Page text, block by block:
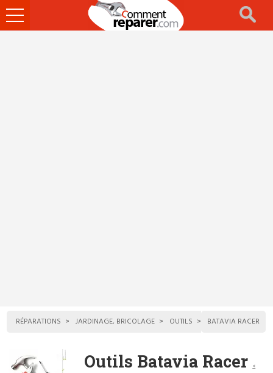
Ouvrir
le
RÉPARATIONS JARDINAGE, BRICOLAGE OUTILS BATAVIA RACER
Outils Batavia Racer <